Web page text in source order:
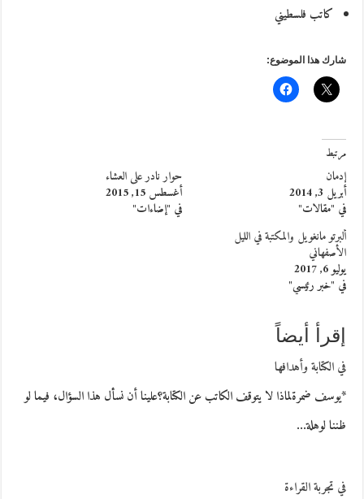
كاتب فلسطيني
شارك هذا الموضوع:
مرتبط
إدمان
أبريل 3, 2014
في "مقالات"
حوار نادر على العشاء
أغسطس 15, 2015
في "إضاءات"
ألبرتو مانغويل والمكتبة في الليل
الأصفهاني
يوليو 6, 2017
في "خبر رئيسي"
إقرأ أيضاً
في الكتابة وأهدافها
*يوسف ضمرةلماذا لا يتوقف الكاتب عن الكتابة؟علينا أن نسأل هذا السؤال، فيما لو
ظننا لوهلة…
في تجربة القراءة